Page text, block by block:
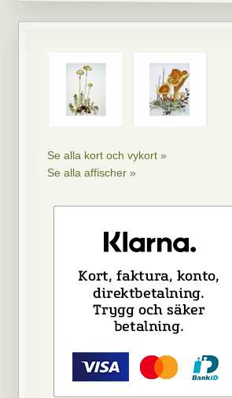
Se alla kort och vykort »
Se alla affischer »